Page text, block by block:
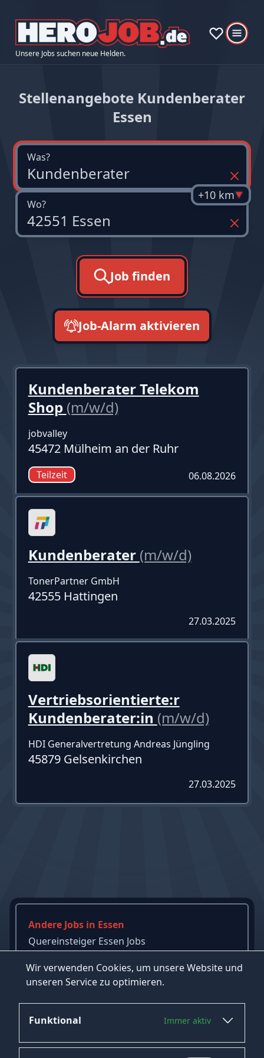
Wir verwenden Cookies, um unsere Website und
unseren Service zu optimieren.
Funktional Immer aktiv
Unsere Jobs suchen neue Helden.
Stellenangebote Kundenberater
Essen
Was?
Wo?
+10 km
Job finden
Job-Alarm aktivieren
Kundenberater Telekom
Shop (m/w/d)
jobvalley
45472 Mülheim an der Ruhr
Teilzeit 06.08.2026
Kundenberater (m/w/d)
TonerPartner GmbH
42555 Hattingen
27.03.2025
Vertriebsorientierte:r
Kundenberater:in (m/w/d)
HDI Generalvertretung Andreas Jüngling
45879 Gelsenkirchen
27.03.2025
Andere Jobs in Essen
Quereinsteiger Essen Jobs
Informatiker Essen Jobs
Mehr Jobs in Essen ansehen